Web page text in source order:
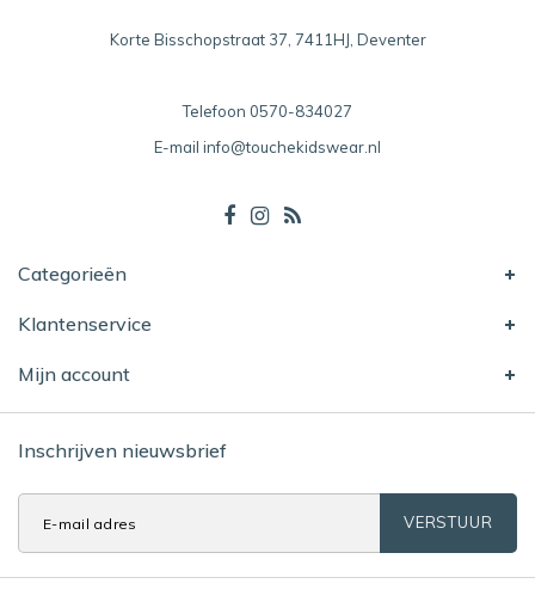
Korte Bisschopstraat 37, 7411HJ, Deventer
Telefoon 0570-834027
E-mail info@touchekidswear.nl
Categorieën
Klantenservice
Mijn account
Inschrijven nieuwsbrief
VERSTUUR